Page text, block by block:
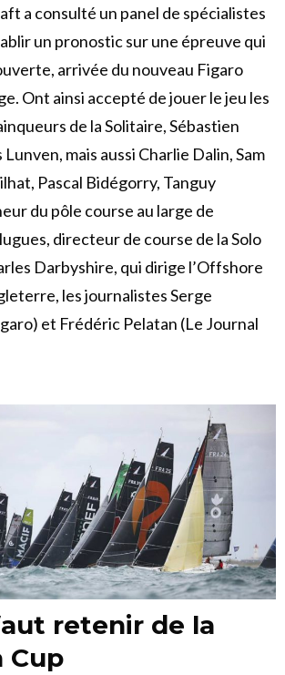
a consulté un panel de spécialistes
un pronostic sur une épreuve qui
arrivée du nouveau Figaro
Ont ainsi accepté de jouer le jeu les
de la Solitaire, Sébastien
mais aussi Charlie Dalin, Sam
Pascal Bidégorry, Tanguy
du pôle course au large de
directeur de course de la Solo
Darbyshire, qui dirige l’Offshore
les journalistes Serge
et Frédéric Pelatan (Le Journal
retenir de la
Cup